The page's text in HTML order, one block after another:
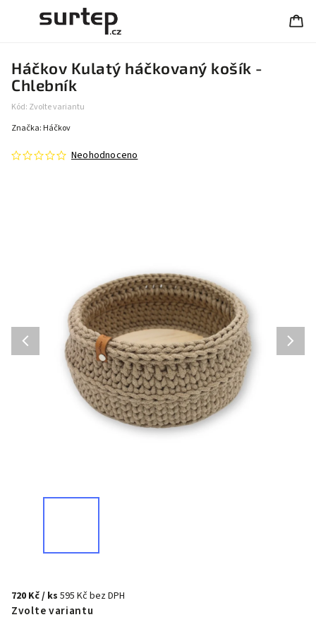
Háčkov Kulatý háčkovaný košík -
Chlebník
Kód: Zvolte variantu
Neohodnoceno
Značka: Háčkov
720 Kč/ ks 595 Kč bez DPH
Zvolte variantu